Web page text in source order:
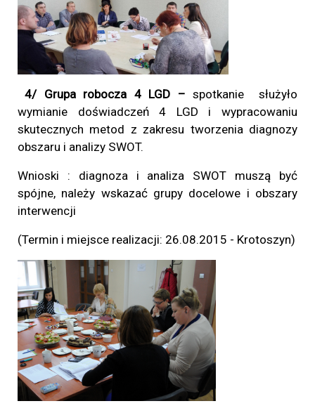
4/ Grupa robocza 4 LGD –spotkanie służyło
wymianie doświadczeń 4 LGD i wypracowaniu
skutecznych metod z zakresu tworzenia diagnozy
obszaru i analizy SWOT.
Wnioski : diagnoza i analiza SWOT muszą być
spójne, należy wskazać grupy docelowe i obszary
interwencji
(Termin i miejsce realizacji: 26.08.2015 - Krotoszyn)